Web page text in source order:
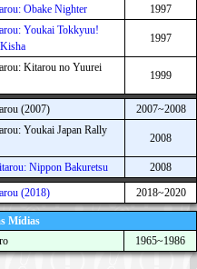
Obake Nighter 1997
Youkai Tokkyuu!
1997
Kitarou no Yuurei
1999
(2007) 2007~2008
Youkai Japan Rally
2008
Nippon Bakuretsu
2008
(2018) 2018~2020
Mídias
1965~1986